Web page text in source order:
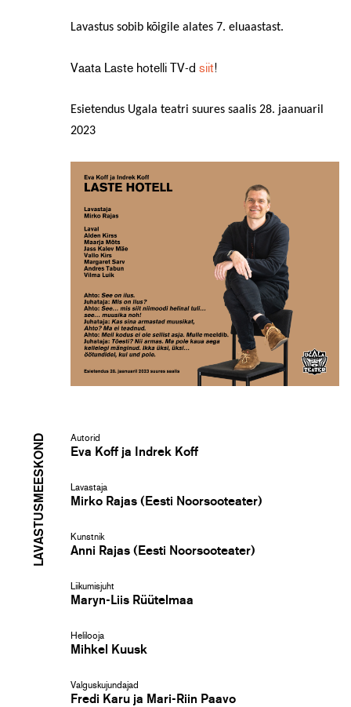
Lavastus sobib kõigile alates 7. eluaastast.
Vaata Laste hotelli TV-d siit!
Esietendus Ugala teatri suures saalis 28. jaanuaril
2023
LAVASTUSMEESKOND Autorid
Eva Koff ja Indrek Koff
Lavastaja
Mirko Rajas (Eesti Noorsooteater)
Kunstnik
Anni Rajas (Eesti Noorsooteater)
Liikumisjuht
Maryn-Liis Rüütelmaa
Helilooja
Mihkel Kuusk
Valguskujundajad
Fredi Karu ja Mari-Riin Paavo